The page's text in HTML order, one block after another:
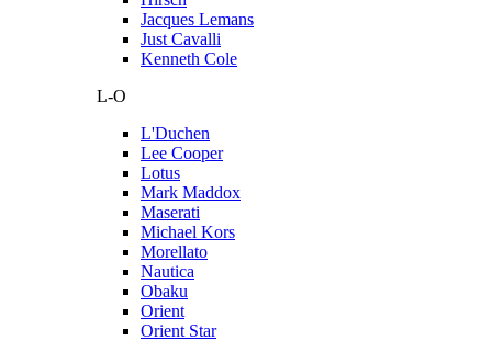
Jacques Lemans
Just Cavalli
Kenneth Cole
L-O
L'Duchen
Lee Cooper
Lotus
Mark Maddox
Maserati
Michael Kors
Morellato
Nautica
Obaku
Orient
Orient Star